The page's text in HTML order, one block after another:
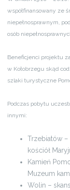
współfinansowany ze
niepełnosprawnym,
osób
Beneficjenci projektu
w Kołobrzegu skąd
szlaki turystyczne
Podczas pobytu
innymi:
Trzebiatów –
kościół
Kamień
Muzeum
Wolin –